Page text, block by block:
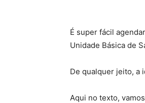
É super fácil
Unidade Básica de
De qualquer jeito, a
Aqui no texto,